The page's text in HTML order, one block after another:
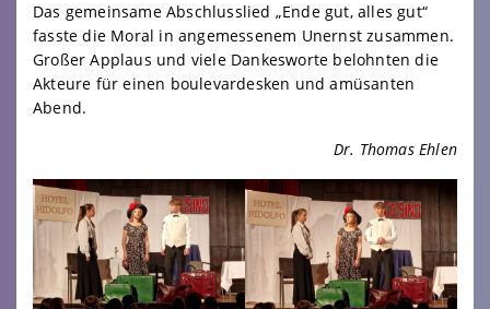
Das gemeinsame Abschlusslied „Ende gut, alles gut“
fasste die Moral in angemessenem Unernst zusammen.
Großer Applaus und viele Dankesworte belohnten die
Akteure für einen boulevardesken und amüsanten
Abend.
Dr. Thomas Ehlen